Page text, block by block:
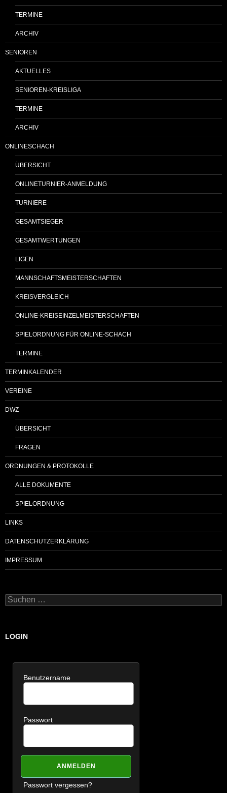
TERMINE
ARCHIV
SENIOREN
AKTUELLES
SENIOREN-KREISLIGA
TERMINE
ARCHIV
ONLINESCHACH
ÜBERSICHT
ONLINETURNIER-ANMELDUNG
TURNIERE
GESAMTSIEGER
GESAMTWERTUNGEN
LIGEN
MANNSCHAFTSMEISTERSCHAFTEN
KREISVERGLEICH
ONLINE-KREISEINZELMEISTERSCHAFTEN
SPIELORDNUNG FÜR ONLINE-SCHACH
TERMINE
TERMINKALENDER
VEREINE
DWZ
ÜBERSICHT
FRAGEN
ORDNUNGEN & PROTOKOLLE
ALLE DOKUMENTE
SPIELORDNUNG
LINKS
DATENSCHUTZERKLÄRUNG
IMPRESSUM
Suchen
nach:
LOGIN
Benutzername
Passwort
Passwort vergessen?